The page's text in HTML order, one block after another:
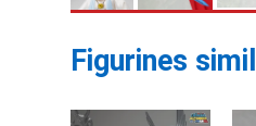
Figurines